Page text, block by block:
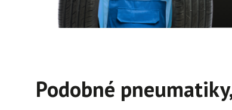
Podobné